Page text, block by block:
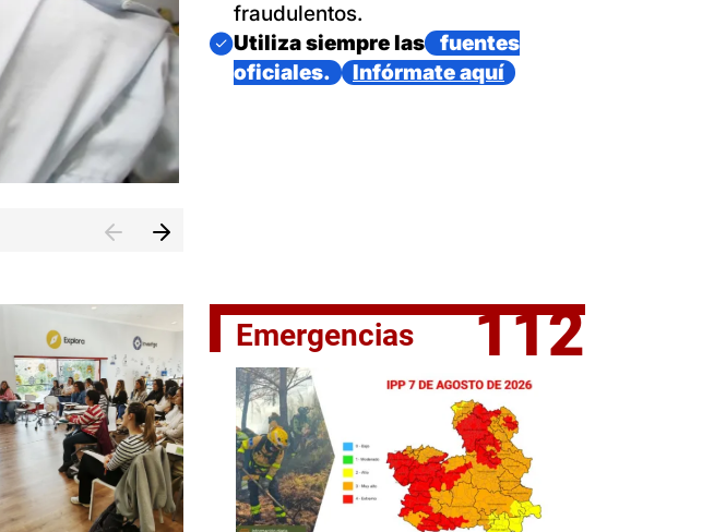
El jefe del Ejecutivo castellanomanchego, Emiliano García-
fraudulentos.
Imagen
Utiliza siempre las
fuentes
oficiales.
Infórmate aquí
Emergencias 112